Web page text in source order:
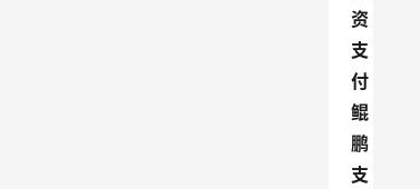
资
支
付
鲲
鹏
支